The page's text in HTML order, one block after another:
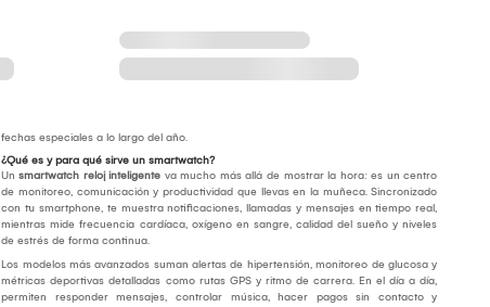
fechas especiales a lo largo del año.
¿Qué es y para qué sirve un smartwatch?
Unsmartwatch reloj inteligente va mucho más allá de mostrar la hora: es un centro
de monitoreo, comunicación y productividad que llevas en la muñeca. Sincronizado
con tu smartphone, te muestra notificaciones, llamadas y mensajes en tiempo real,
mientras mide frecuencia cardíaca, oxígeno en sangre, calidad del sueño y niveles
de estrés de forma continua.
Los modelos más avanzados suman alertas de hipertensión, monitoreo de glucosa y
métricas deportivas detalladas como rutas GPS y ritmo de carrera. En el día a día,
permiten responder mensajes, controlar música, hacer pagos sin contacto y